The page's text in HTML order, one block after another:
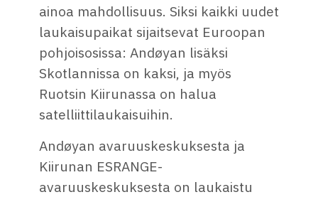
ainoa mahdollisuus. Siksi kaikki uudet
laukaisupaikat sijaitsevat Euroopan
pohjoisosissa: Andøyan lisäksi
Skotlannissa on kaksi, ja myös
Ruotsin Kiirunassa on halua
satelliittilaukaisuihin.
Andøyan avaruuskeskuksesta ja
Kiirunan ESRANGE-
avaruuskeskuksesta on laukaistu